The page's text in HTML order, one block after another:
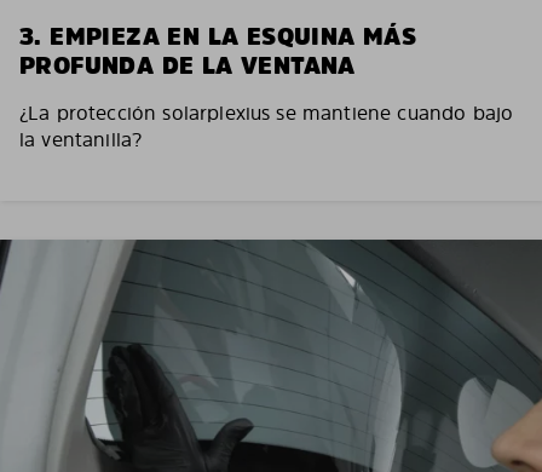
3. EMPIEZA EN LA ESQUINA MÁS
PROFUNDA DE LA VENTANA
¿La protección solarplexius se mantiene cuando bajo
la ventanilla?